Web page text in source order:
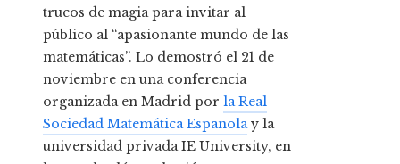
trucos de magia para invitar al
público al “apasionante mundo de las
matemáticas”. Lo demostró el 21 de
noviembre en una conferencia
organizada en Madrid por la Real
Sociedad Matemática Españolay la
universidad privada IE University, en